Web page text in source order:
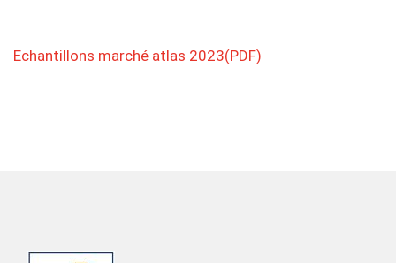
Echantillons marché atlas 2023(PDF)